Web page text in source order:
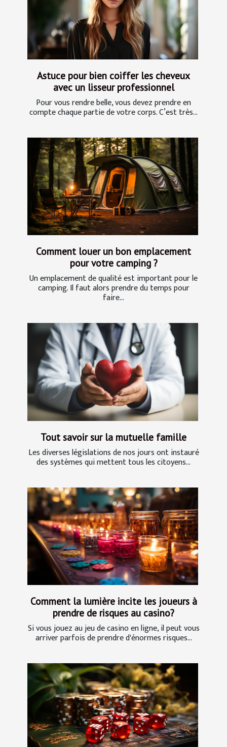
Astuce pour bien coiffer les cheveux
avec un lisseur professionnel
Pour vous rendre belle, vous devez prendre en
compte chaque partie de votre corps. C’est très...
Comment louer un bon emplacement
pour votre camping ?
Un emplacement de qualité est important pour le
camping. Il faut alors prendre du temps pour
faire...
Tout savoir sur la mutuelle famille
Les diverses législations de nos jours ont instauré
des systèmes qui mettent tous les citoyens...
Comment la lumière incite les joueurs à
prendre de risques au casino?
Si vous jouez au jeu de casino en ligne, il peut vous
arriver parfois de prendre d'énormes risques...